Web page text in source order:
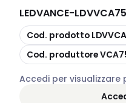
LEDVANCE-
copia
Cod. prodotto
copia
Cod. produttore
Accedi per visualizzare